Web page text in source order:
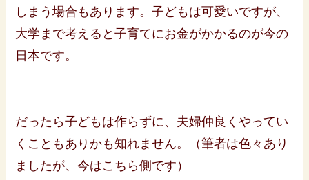
しまう場合もあります。子どもは可愛いですが、
大学まで考えると子育てにお金がかかるのが今の
日本です。
だったら子どもは作らずに、夫婦仲良くやってい
くこともありかも知れません。（筆者は色々あり
ましたが、今はこちら側です）